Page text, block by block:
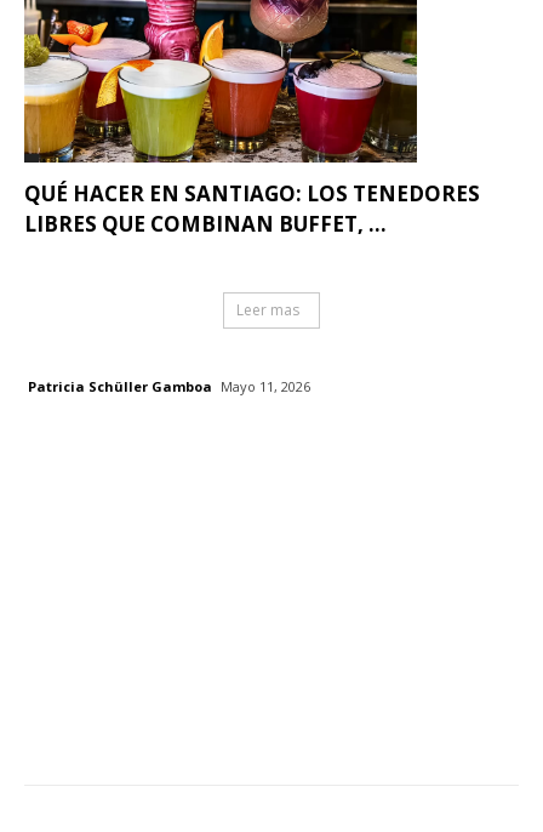
QUÉ HACER EN SANTIAGO: LOS TENEDORES
LIBRES QUE COMBINAN BUFFET, ...
Leer mas
Patricia Schüller Gamboa Mayo 11, 2026